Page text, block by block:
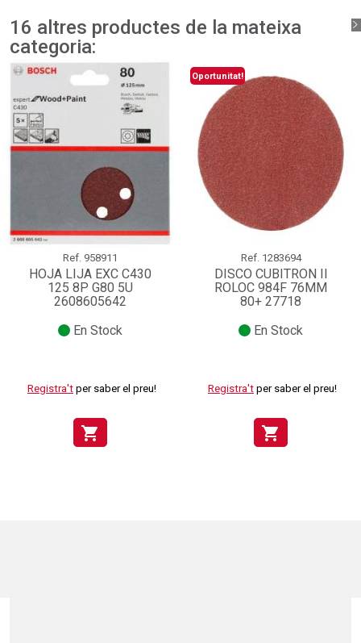
16 altres productes de la mateixa
categoria:
Ref. 958911
HOJA LIJA EXC C430
125 8P G80 5U
2608605642
En Stock
Registra't per saber el preu!
shopping_cart
Oportunitat!
Ref. 1283694
DISCO CUBITRON II
ROLOC 984F 76MM
80+ 27718
En Stock
Registra't per saber el preu!
shopping_cart